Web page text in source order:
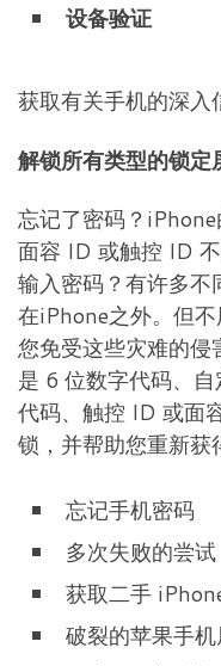
设备验证
获取有关手机的深入
解锁所有类型的锁定
忘记了密码？
面容 ID 或触控 ID
输入密码？有许多不
在iPhone之外。但
您免受这些灾难的
是 6 位数字代码、
代码、触控 ID 或面
锁，并帮助您重新获
忘记手机密码
多次失败的尝试
获取二手
破裂的苹果手